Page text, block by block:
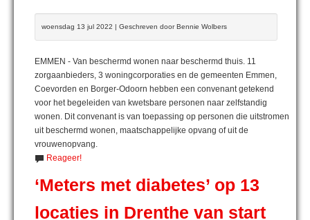
woensdag 13 jul 2022 | Geschreven door Bennie Wolbers
EMMEN - Van beschermd wonen naar beschermd thuis. 11
zorgaanbieders, 3 woningcorporaties en de gemeenten Emmen,
Coevorden en Borger-Odoorn hebben een convenant getekend
voor het begeleiden van kwetsbare personen naar zelfstandig
wonen. Dit convenant is van toepassing op personen die uitstromen
uit beschermd wonen, maatschappelijke opvang of uit de
vrouwenopvang.
Reageer!
‘Meters met diabetes’ op 13
locaties in Drenthe van start